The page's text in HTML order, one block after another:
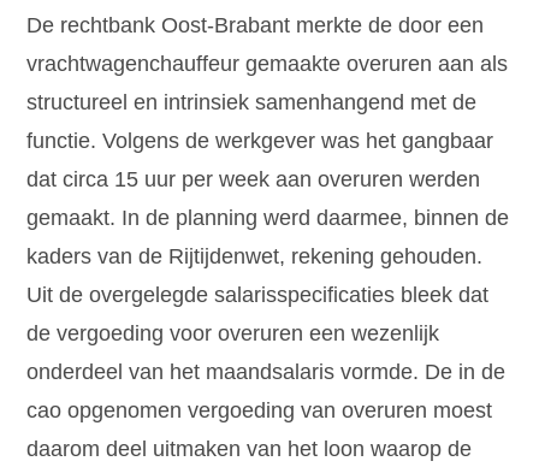
De rechtbank Oost-Brabant merkte de door een
vrachtwagenchauffeur gemaakte overuren aan als
structureel en intrinsiek samenhangend met de
functie. Volgens de werkgever was het gangbaar
dat circa 15 uur per week aan overuren werden
gemaakt. In de planning werd daarmee, binnen de
kaders van de Rijtijdenwet, rekening gehouden.
Uit de overgelegde salarisspecificaties bleek dat
de vergoeding voor overuren een wezenlijk
onderdeel van het maandsalaris vormde. De in de
cao opgenomen vergoeding van overuren moest
daarom deel uitmaken van het loon waarop de